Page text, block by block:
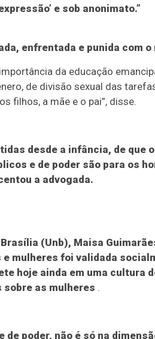
e sob anonimato.”
enfrentada e punida com o
da educação
de divisão sexual das
filhos, a mãe e o pai”, disse.
desde a infância, de que
e de poder são para os
a advogada.
(Unb), Maisa
mulheres foi validada
hoje ainda em uma cultura
sobre as mulheres .
poder, não é só na